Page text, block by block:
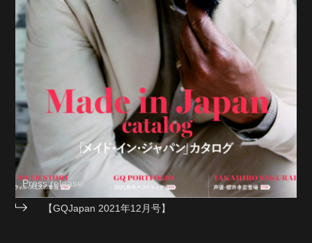
Press release
【GQJapan 2021年12月号】